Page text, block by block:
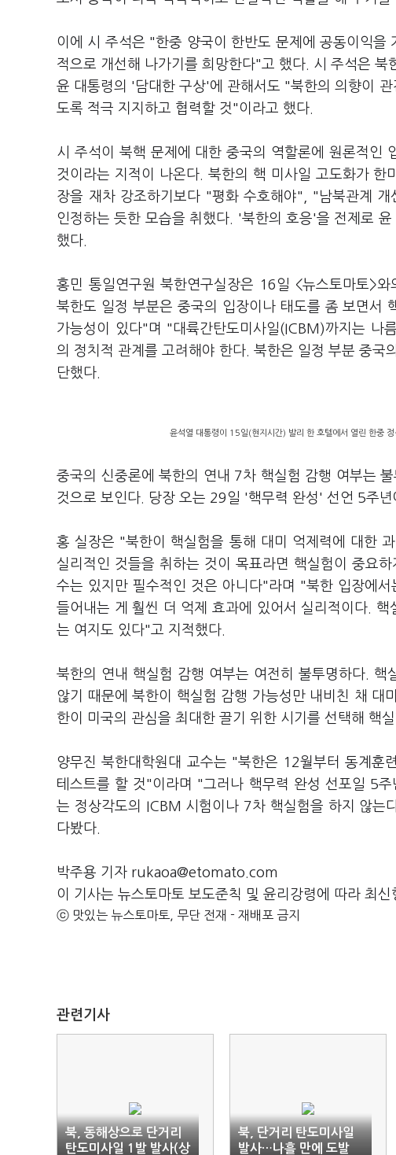
이에 시 주석은 "한중 양국이 한반도 문제에 공동이익
적으로 개선해 나가기를 희망한다"고 했다. 시 주석은
윤 대통령의 '담대한 구상'에 관해서도 "북한의 의향이
도록 적극 지지하고 협력할 것"이라고 했다.
시 주석이 북핵 문제에 대한 중국의 역할론에 원론적인
것이라는 지적이 나온다. 북한의 핵 미사일 고도화가
장을 재차 강조하기보다 "평화 수호해야", "남북관계
인정하는 듯한 모습을 취했다. '북한의 호응'을 전제로
했다.
홍민 통일연구원 북한연구실장은 16일 <뉴스토마토>
북한도 일정 부분은 중국의 입장이나 태도를 좀 보면서
가능성이 있다"며 "대륙간탄도미사일(ICBM)까지는 나
의 정치적 관계를 고려해야 한다. 북한은 일정 부분 중
단했다.
윤석열 대통령이 15일(현지시간) 발리 한 호텔에서 열린 한중
중국의 신중론에 북한의 연내 7차 핵실험 감행 여부는
것으로 보인다. 당장 오는 29일 '핵무력 완성' 선언 5주
홍 실장은 "북한이 핵실험을 통해 대미 억제력에 대한
실리적인 것들을 취하는 것이 목표라면 핵실험이 중요
수는 있지만 필수적인 것은 아니다"라며 "북한 입장에
들어내는 게 훨씬 더 억제 효과에 있어서 실리적이다.
는 여지도 있다"고 지적했다.
북한의 연내 핵실험 감행 여부는 여전히 불투명하다.
않기 때문에 북한이 핵실험 감행 가능성만 내비친 채 대
한이 미국의 관심을 최대한 끌기 위한 시기를 선택해 핵
양무진 북한대학원대 교수는 "북한은 12월부터 동계훈
테스트를 할 것"이라며 "그러나 핵무력 완성 선포일 5
는 정상각도의 ICBM 시험이나 7차 핵실험을 하지 않는
다봤다.
박주용 기자 rukaoa@etomato.com
이 기사는 뉴스토마토 보도준칙 및 윤리강령에 따라 최
ⓒ 맛있는 뉴스토마토, 무단 전재 - 재배포 금지
관련기사
북, 동해상으로 단거리
탄도미사일 1발 발사(상
북, 단거리 탄도미사일
발사…나흘 만에 도발